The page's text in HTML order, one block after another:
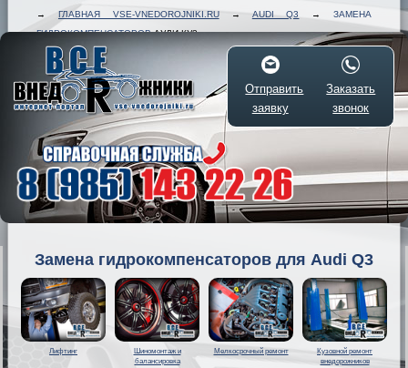
→ ГЛАВНАЯ VSE-VNEDOROJNIKI.RU→ AUDI Q3 → ЗАМЕНА
ГИДРОКОМПЕНСАТОРОВАУДИ КУ3
Отправить
заявку
Заказать
звонок
Замена гидрокомпенсаторов для Audi Q3
Лифтинг
Шиномонтаж и
балансировка
Мелкосрочный ремонт
Кузовной ремонт
внедорожников